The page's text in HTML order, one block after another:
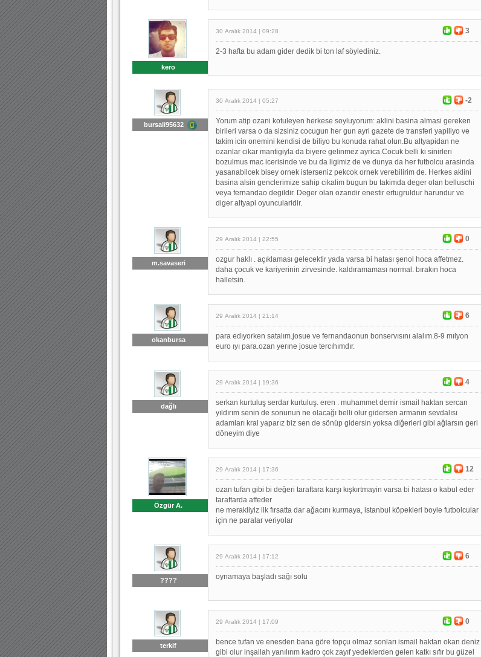
kero
30 Aralık 2014 | 09:28 3
2-3 hafta bu adam gider dedik bi ton laf söylediniz.
bursali95632
30 Aralık 2014 | 05:27 -2
Yorum atip ozani kotuleyen herkese soyluyorum: aklini basina almasi gereken
birileri varsa o da sizsiniz cocugun her gun ayri gazete de transferi yapiliyo ve
takim icin onemini kendisi de biliyo bu konuda rahat olun.Bu altyapidan ne
ozanlar cikar mantigiyla da biyere gelinmez ayrica.Cocuk belli ki sinirleri
bozulmus mac icerisinde ve bu da ligimiz de ve dunya da her futbolcu arasinda
yasanabilcek bisey ornek isterseniz pekcok ornek verebilirim de. Herkes aklini
basina alsin genclerimize sahip cikalim bugun bu takimda deger olan belluschi
veya fernandao degildir. Deger olan ozandir enestir ertugruldur harundur ve
diger altyapi oyuncularidir.
m.savaseri
29 Aralık 2014 | 22:55 0
ozgur haklı . açıklaması gelecektir yada varsa bi hatası şenol hoca affetmez.
daha çocuk ve kariyerinin zirvesinde. kaldıramaması normal. bırakın hoca
halletsin.
okanbursa
29 Aralık 2014 | 21:14 6
para edıyorken satalım.josue ve fernandaonun bonservısını alalım.8-9 mılyon
euro ıyı para.ozan yerıne josue tercıhımdır.
dağlı
29 Aralık 2014 | 19:36 4
serkan kurtuluş serdar kurtuluş. eren . muhammet demir ismail haktan sercan
yıldırım senin de sonunun ne olacağı belli olur gidersen armanın sevdalısı
adamları kral yaparız biz sen de sönüp gidersin yoksa diğerleri gibi ağlarsın geri
döneyim diye
Özgür A.
29 Aralık 2014 | 17:36 12
ozan tufan gibi bi değeri taraftara karşı kışkırtmayin varsa bi hatası o kabul eder
taraftarda affeder
ne merakliyiz ilk fırsatta dar ağacını kurmaya, istanbul köpekleri boyle futbolcular
için ne paralar veriyolar
????
29 Aralık 2014 | 17:12 6
oynamaya başladı sağı solu
terkif
29 Aralık 2014 | 17:09 0
bence tufan ve enesden bana göre topçu olmaz sonları ismail haktan okan deniz
gibi olur inşallah yanılırım kadro çok zayıf yedeklerden gelen katkı sıfır bu güzel